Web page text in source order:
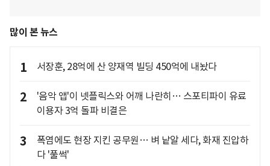
많이 본 뉴스
1 서장훈, 28억에 산 양재역 빌딩 450억에 내놨다
2
'음악 앱'이 넷플릭스와 어깨 나란히… 스포티파이 유료
이용자 3억 돌파 비결은
3
폭염에도 현장 지킨 공무원… 벼 낱알 세다, 화재 진압하
다 '풀썩'